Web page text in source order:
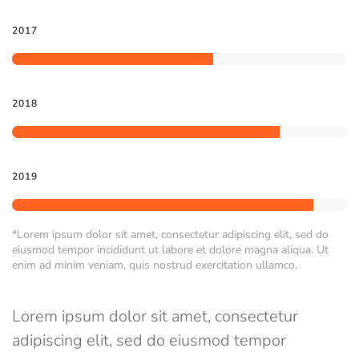
2017
2018
2019
*Lorem ipsum dolor sit amet, consectetur adipiscing elit, sed do
eiusmod tempor incididunt ut labore et dolore magna aliqua. Ut
enim ad minim veniam, quis nostrud exercitation ullamco.
Lorem ipsum dolor sit amet, consectetur
adipiscing elit, sed do eiusmod tempor